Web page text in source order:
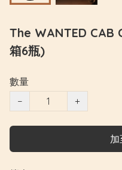
The WANTED
箱6瓶)
數量
−
+